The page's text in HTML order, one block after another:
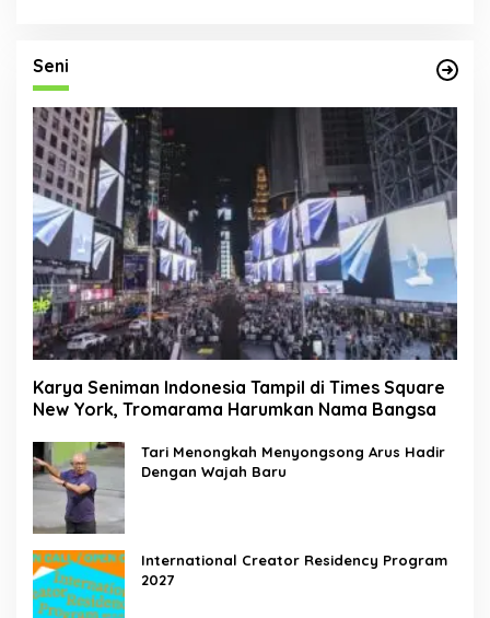
Seni
Karya Seniman Indonesia Tampil di Times Square
New York, Tromarama Harumkan Nama Bangsa
Tari Menongkah Menyongsong Arus Hadir
Dengan Wajah Baru
International Creator Residency Program
2027